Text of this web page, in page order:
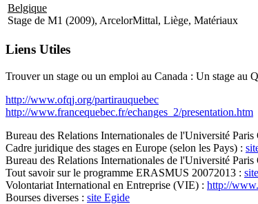
Belgique
Stage de M1 (2009), Arcelor­Mittal, Liège, Matériaux
Liens Utiles
Trouver un stage ou un emploi au Canada : Un stage au
http://www.ofqj.org/partir­au­quebec
http://www.francequebec.fr/echanges_2/presentation.htm
Bureau des Relations Internationales de l'Université Paris
Cadre juridique des stages en Europe (selon les Pays) :
Bureau des Relations Internationales de l'Université Paris
Tout savoir sur le programme ERASMUS 2007­2013 : site
Volontariat International en Entreprise (VIE) : http://
Bourses diverses : site Egide